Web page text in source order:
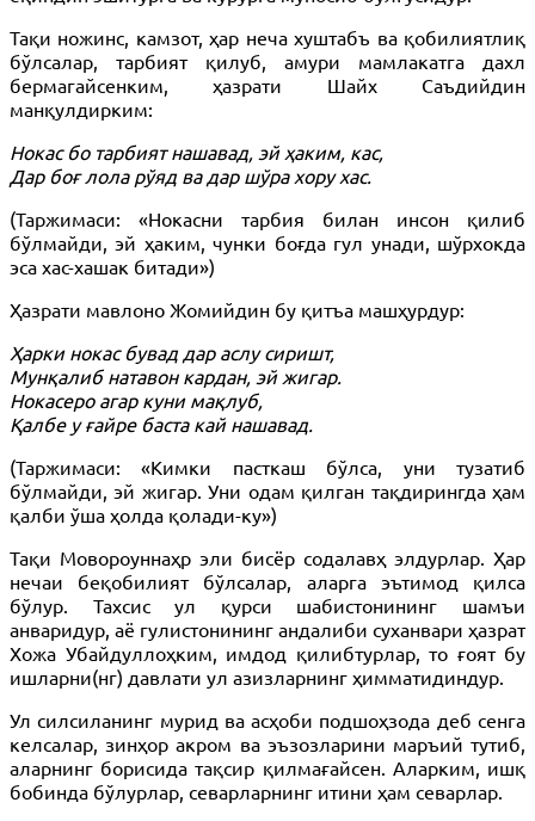
Тақи ножинс, камзот, ҳар неча хуштабъ ва қобилиятлиқ
бўлсалар, тарбият қилуб, амури мамлакатга дахл
бермагайсенким, ҳазрати Шайх Саъдийдин
манқулдирким:
Нокас бо тарбият нашавад, эй ҳаким, кас,
Дар боғ лола рўяд ва дар шўра хору хас.
(Таржимаси: «Нокасни тарбия билан инсон қилиб
бўлмайди, эй ҳаким, чунки боғда гул унади, шўрхокда
эса хас-хашак битади»)
Ҳазрати мавлоно Жомийдин бу қитъа машҳурдур:
Ҳарки нокас бувад дар аслу сиришт,
Мунқалиб натавон кардан, эй жигар.
Нокасеро агар куни мақлуб,
Қалбе у ғайре баста кай нашавад.
(Таржимаси: «Кимки пасткаш бўлса, уни тузатиб
бўлмайди, эй жигар. Уни одам қилган тақдирингда ҳам
қалби ўша ҳолда қолади-ку»)
Тақи Мовороуннаҳр эли бисёр содалавҳ элдурлар. Ҳар
нечаи беқобилият бўлсалар, аларга эътимод қилса
бўлур. Тахсис ул қурси шабистонининг шамъи
анваридур, аё гулистонининг андалиби суханвари ҳазрат
Хожа Убайдуллоҳким, имдод қилибтурлар, то ғоят бу
ишларни(нг) давлати ул азизларнинг ҳимматидиндур.
Ул силсиланинг мурид ва асҳоби подшоҳзода деб сенга
келсалар, зинҳор акром ва эъзозларини маръий тутиб,
аларнинг борисида тақсир қилмағайсен. Аларким, ишқ
бобинда бўлурлар, севарларнинг итини ҳам севарлар.